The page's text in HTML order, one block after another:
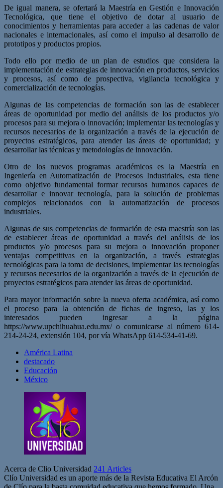
De igual manera, se ofertará la Maestría en Gestión e Innovación
Tecnológica, que tiene el objetivo de dotar al usuario de
conocimientos y herramientas para acceder a las cadenas de valor
nacionales e internacionales, así como el impulso al desarrollo de
prototipos y productos propios.
Todo ello por medio de un plan de estudios que considera la
implementación de estrategias de innovación en productos, servicios
y procesos, así como de prospectiva, vigilancia tecnológica y
comercialización de tecnologías.
Algunas de las competencias de formación son las de establecer
áreas de oportunidad por medio del análisis de los productos y/o
procesos para su mejora o innovación; implementar las tecnologías y
recursos necesarios de la organización a través de la ejecución de
proyectos estratégicos, para atender las áreas de oportunidad; y
desarrollar las técnicas y metodologías de innovación.
Otro de los nuevos programas académicos es la Maestría en
Ingeniería en Automatización de Procesos Industriales, esta tiene
como objetivo fundamental formar recursos humanos capaces de
desarrollar e innovar tecnología, para la solución de problemas
complejos relacionados con la automatización de procesos
industriales.
Algunas de sus competencias de formación de esta maestría son las
de establecer áreas de oportunidad a través del análisis de los
productos y/o procesos para su mejora o innovación proponer
ventajas competitivas en la organización, a través estrategias
tecnológicas para la toma de decisiones, implementar las tecnologías
y recursos necesarios de la organización a través de la ejecución de
proyectos estratégicos para atender las áreas de oportunidad.
Para mayor información sobre la nueva oferta académica, así como
el proceso para la obtención de fichas de ingreso, las y los
interesados pueden ingresar a la página
https://www.upchihuahua.edu.mx/ o comunicarse al número 614-
214-24-24, extensión 104, por vía WhatsApp 614-534-41-69.
América Latina
destacado
Educación
México
Acerca de Clio Universidad 241 Articles
Clío Universidad es un aporte más de la Revista Educativa El Arcón